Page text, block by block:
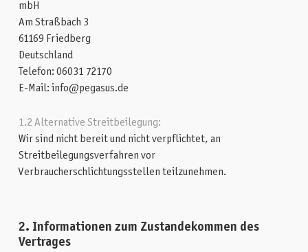
mbH
Am Straßbach 3
61169 Friedberg
Deutschland
Telefon: 06031 72170
E-Mail: info@pegasus.de
1.2 Alternative Streitbeilegung:
Wir sind nicht bereit und nicht verpflichtet, an
Streitbeilegungsverfahren vor
Verbraucherschlichtungsstellen teilzunehmen.
2. Informationen zum Zustandekommen des
Vertrages